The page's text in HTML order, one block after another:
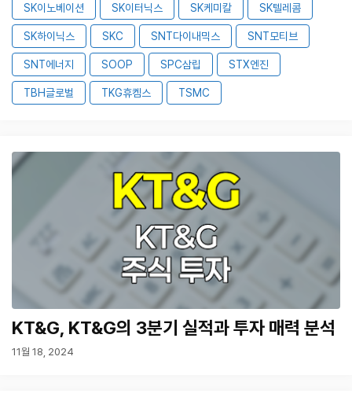
SK이노베이션 SK이터닉스 SK케미칼 SK텔레콤
SK하이닉스 SKC SNT다이내믹스 SNT모티브
SNT에너지 SOOP SPC삼립 STX엔진
TBH글로벌 TKG휴켐스 TSMC
KT&G, KT&G의 3분기 실적과 투자 매력 분석
11월 18, 2024